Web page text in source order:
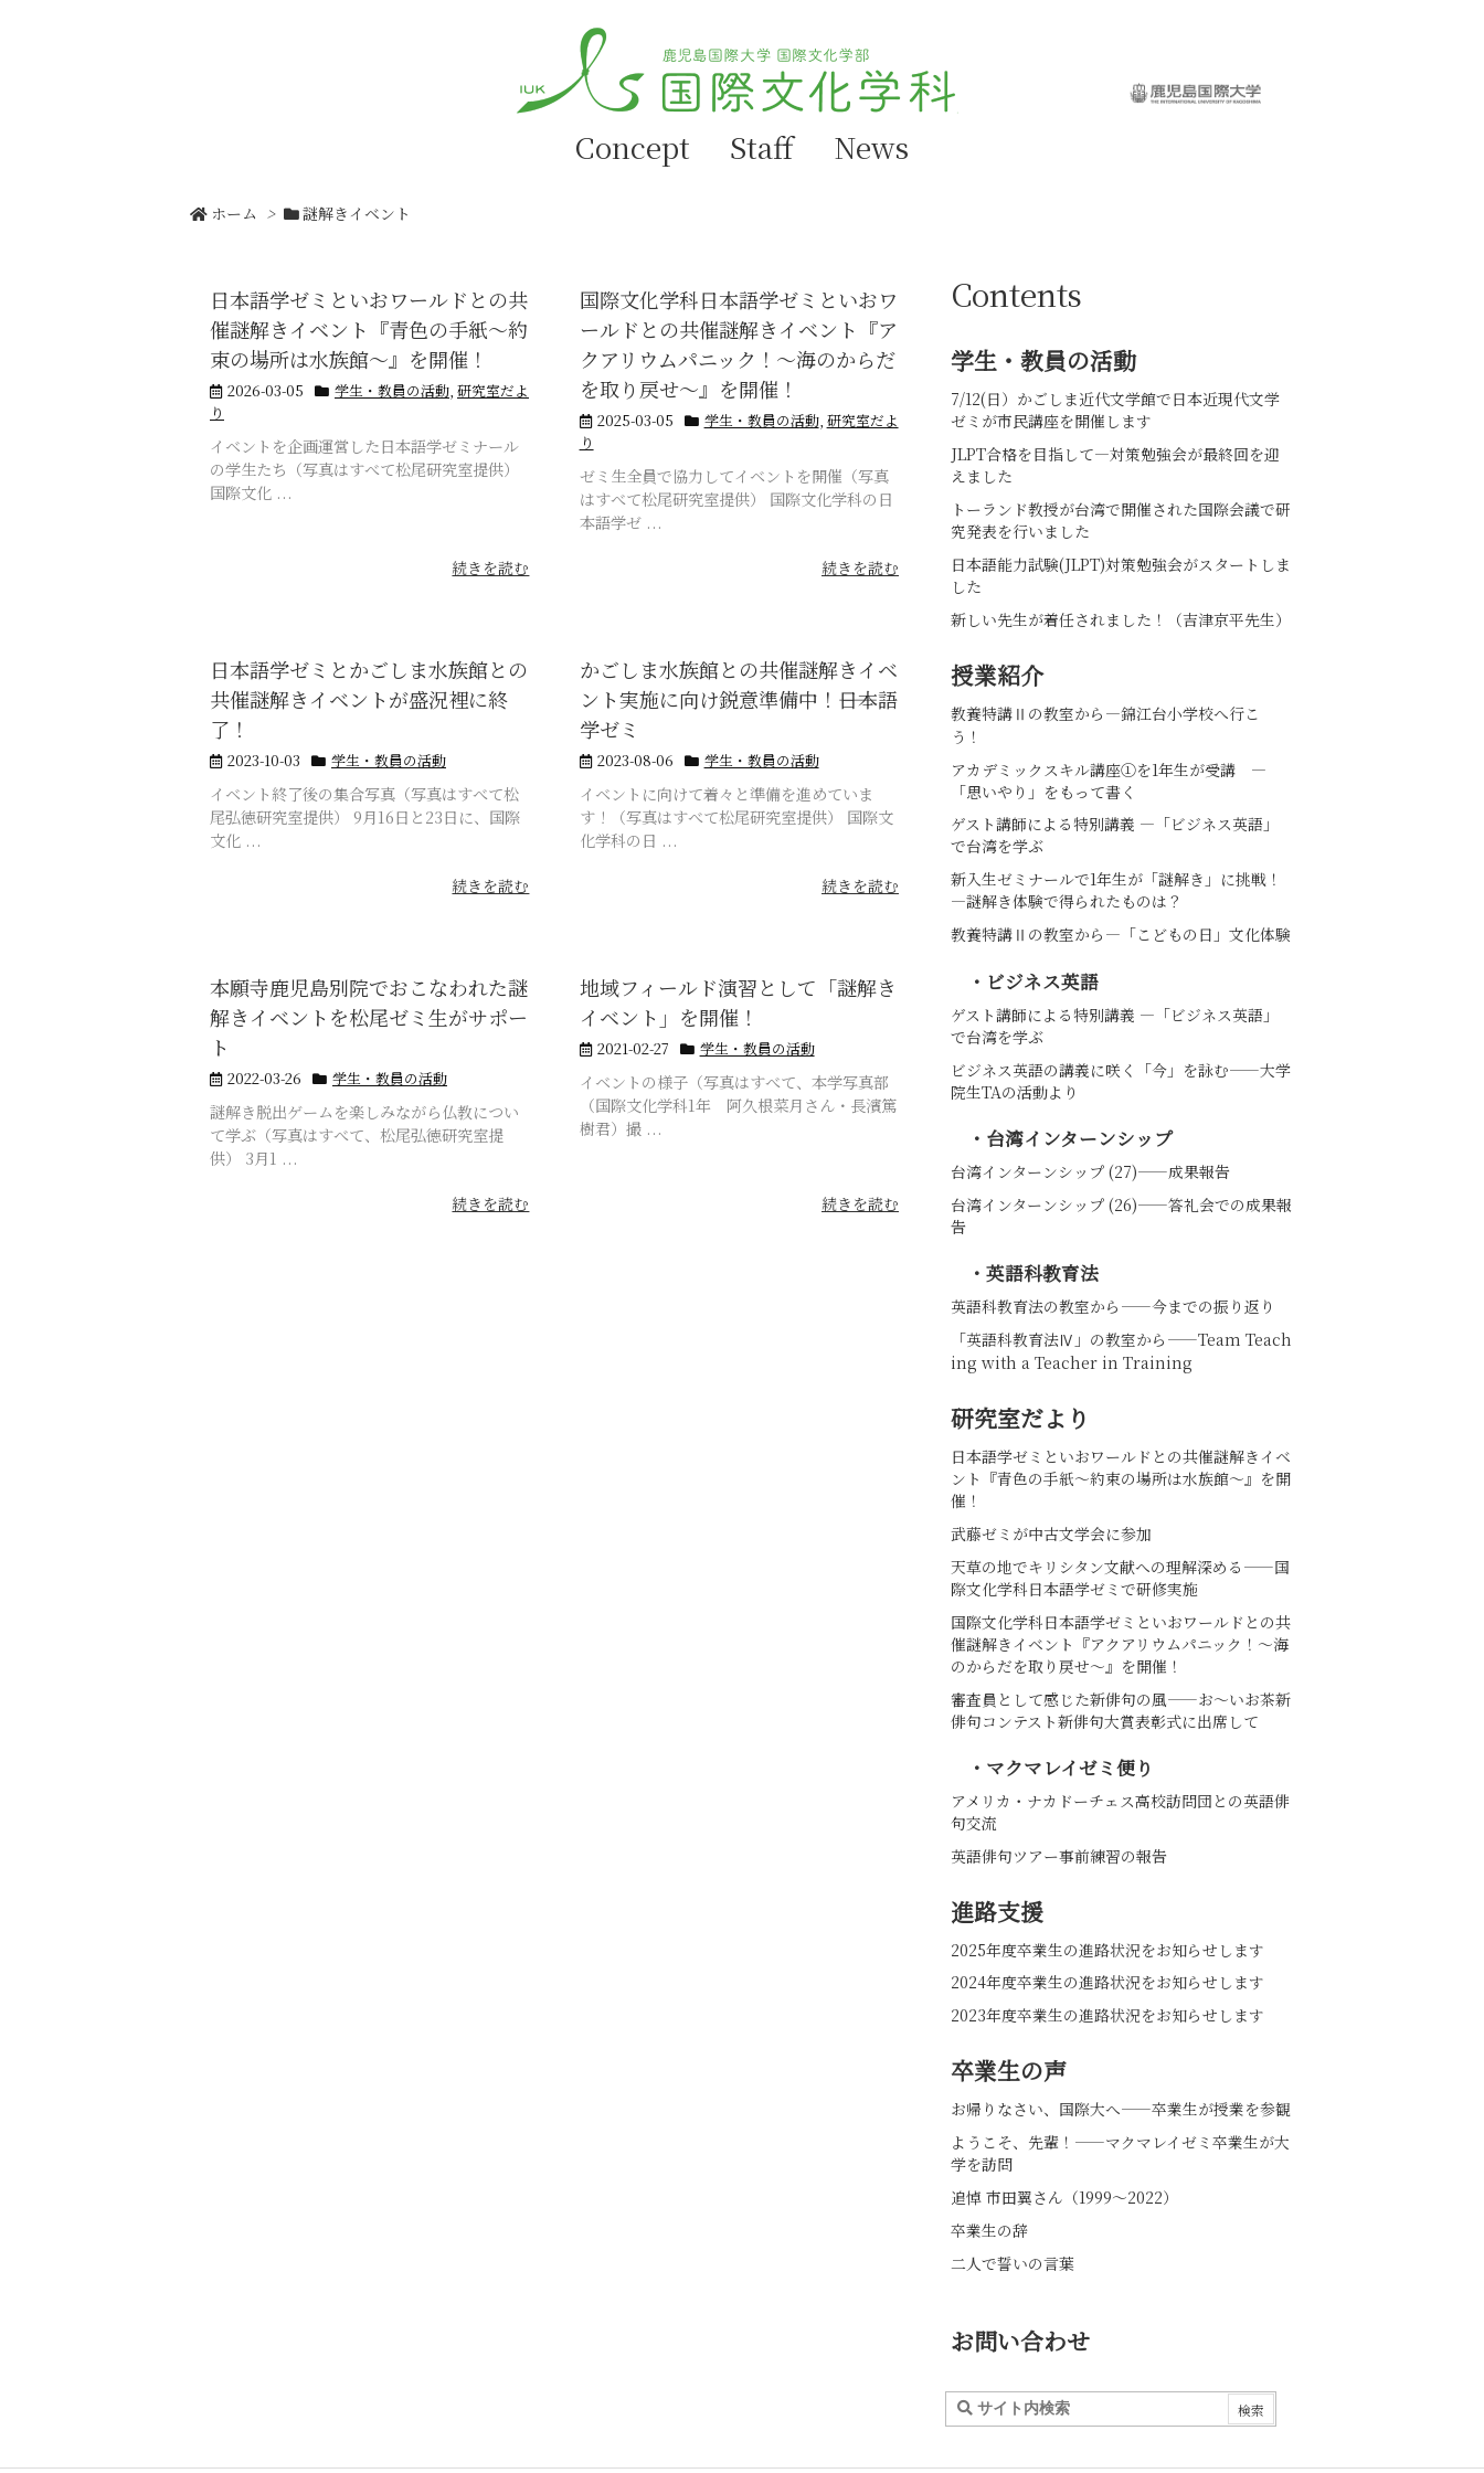
Concept Staff News
ホーム > 謎解きイベント
日本語学ゼミといおワールドとの共
催謎解きイベント『青色の手紙～約
束の場所は水族館～』を開催！
2026-03-05 学生・教員の活動, 研究室だよ
り
イベントを企画運営した日本語学ゼミナール
の学生たち（写真はすべて松尾研究室提供）
国際文化 ...
続きを読む
国際文化学科日本語学ゼミといおワ
ールドとの共催謎解きイベント『ア
クアリウムパニック！～海のからだ
を取り戻せ～』を開催！
2025-03-05 学生・教員の活動, 研究室だよ
り
ゼミ生全員で協力してイベントを開催（写真
はすべて松尾研究室提供） 国際文化学科の日
本語学ゼ ...
続きを読む
日本語学ゼミとかごしま水族館との
共催謎解きイベントが盛況裡に終
了！
2023-10-03 学生・教員の活動
イベント終了後の集合写真（写真はすべて松
尾弘徳研究室提供） 9月16日と23日に、国際
文化 ...
続きを読む
かごしま水族館との共催謎解きイベ
ント実施に向け鋭意準備中！――日本語
学ゼミ
2023-08-06 学生・教員の活動
イベントに向けて着々と準備を進めていま
す！（写真はすべて松尾研究室提供） 国際文
化学科の日 ...
続きを読む
本願寺鹿児島別院でおこなわれた謎
解きイベントを松尾ゼミ生がサポー
ト
2022-03-26 学生・教員の活動
謎解き脱出ゲームを楽しみながら仏教につい
て学ぶ（写真はすべて、松尾弘徳研究室提
供） 3月1 ...
続きを読む
地域フィールド演習として「謎解き
イベント」を開催！
2021-02-27 学生・教員の活動
イベントの様子（写真はすべて、本学写真部
（国際文化学科1年 阿久根菜月さん・長濱篤
樹君）撮 ...
続きを読む
Contents
学生・教員の活動
7/12(日）かごしま近代文学館で日本近現代文学
ゼミが市民講座を開催します
JLPT合格を目指して—対策勉強会が最終回を迎
えました
トーランド教授が台湾で開催された国際会議で研
究発表を行いました
日本語能力試験(JLPT)対策勉強会がスタートしま
した
新しい先生が着任されました！（吉津京平先生）
授業紹介
教養特講Ⅱの教室から―錦江台小学校へ行こ
う！
アカデミックスキル講座①を1年生が受講 ―
「思いやり」をもって書く
ゲスト講師による特別講義 ―「ビジネス英語」
で台湾を学ぶ
新入生ゼミナールで1年生が「謎解き」に挑戦！
―謎解き体験で得られたものは？
教養特講Ⅱの教室から―「こどもの日」文化体験
・ビジネス英語
ゲスト講師による特別講義 ―「ビジネス英語」
で台湾を学ぶ
ビジネス英語の講義に咲く「今」を詠む――大学
院生TAの活動より
・台湾インターンシップ
台湾インターンシップ (27)——成果報告
台湾インターンシップ (26)――答礼会での成果報
告
・英語科教育法
英語科教育法の教室から——今までの振り返り
「英語科教育法Ⅳ」の教室から――Team Teach
ing with a Teacher in Training
研究室だより
日本語学ゼミといおワールドとの共催謎解きイベ
ント『青色の手紙～約束の場所は水族館～』を開
催！
武藤ゼミが中古文学会に参加
天草の地でキリシタン文献への理解深める――国
際文化学科日本語学ゼミで研修実施
国際文化学科日本語学ゼミといおワールドとの共
催謎解きイベント『アクアリウムパニック！～海
のからだを取り戻せ～』を開催！
審査員として感じた新俳句の風――お～いお茶新
俳句コンテスト新俳句大賞表彰式に出席して
・マクマレイゼミ便り
アメリカ・ナカドーチェス高校訪問団との英語俳
句交流
英語俳句ツアー事前練習の報告
進路支援
2025年度卒業生の進路状況をお知らせします
2024年度卒業生の進路状況をお知らせします
2023年度卒業生の進路状況をお知らせします
卒業生の声
お帰りなさい、国際大へ――卒業生が授業を参観
ようこそ、先輩！――マクマレイゼミ卒業生が大
学を訪問
追悼 市田翼さん（1999～2022）
卒業生の辞
二人で誓いの言葉
お問い合わせ